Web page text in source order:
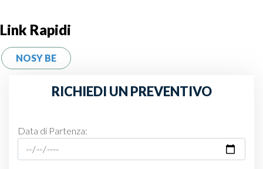
Link Rapidi
NOSY BE
RICHIEDI UN PREVENTIVO
Data di Partenza: